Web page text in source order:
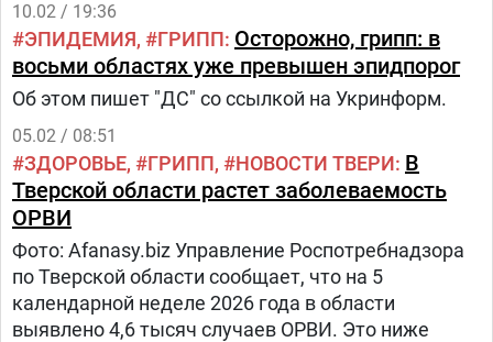
10.02 / 19:36
ЭПИДЕМИЯ ГРИПП Осторожно, грипп: в
восьми областях уже превышен эпидпорог
Об этом пишет "ДС" со ссылкой на Укринформ.
05.02 / 08:51
ЗДОРОВЬЕ ГРИПП НОВОСТИ ТВЕРИ В
Тверской области растет заболеваемость
ОРВИ
Фото: Afanasy.biz Управление Роспотребнадзора
по Тверской области сообщает, что на 5
календарной неделе 2026 года в области
выявлено 4,6 тысяч случаев ОРВИ. Это ниже